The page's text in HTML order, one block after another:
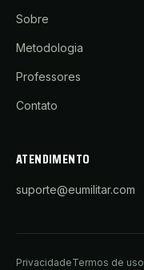
Sobre
Metodologia
Professores
Contato
ATENDIMENTO
suporte@eumilitar.com
PrivacidadeTermos de uso